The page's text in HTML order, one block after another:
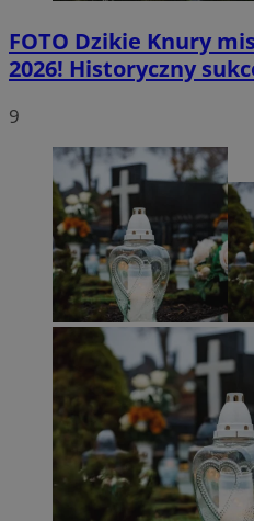
FOTO Dzikie Knury
2026! Historyczny
9